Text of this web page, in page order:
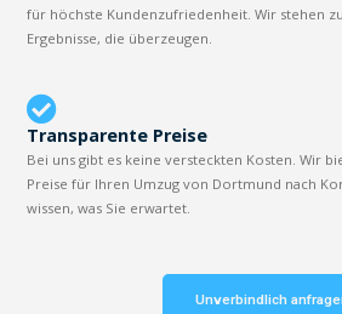
für höchste Kundenzufriedenheit. Wir stehen
Ergebnisse, die überzeugen.
Transparente Preise
Bei uns gibt es keine versteckten Kosten. Wir
Preise für Ihren Umzug von Dortmund nach
wissen, was Sie erwartet.
Unverbindlich